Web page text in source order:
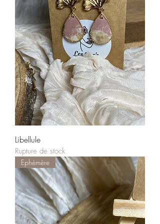
Libellule
Rupture de stock
Ephémère